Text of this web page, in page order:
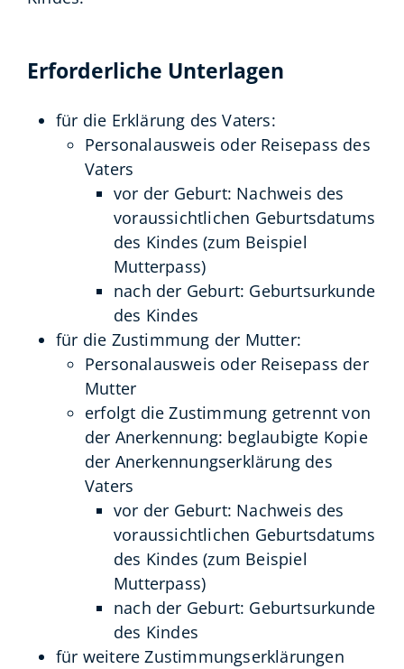
Erforderliche Unterlagen
für die Erklärung des Vaters:
Personalausweis oder Reisepass des
Vaters
vor der Geburt: Nachweis des
voraussichtlichen Geburtsdatums
des Kindes (zum Beispiel
Mutterpass)
nach der Geburt: Geburtsurkunde
des Kindes
für die Zustimmung der Mutter:
Personalausweis oder Reisepass der
Mutter
erfolgt die Zustimmung getrennt von
der Anerkennung: beglaubigte Kopie
der Anerkennungserklärung des
Vaters
vor der Geburt: Nachweis des
voraussichtlichen Geburtsdatums
des Kindes (zum Beispiel
Mutterpass)
nach der Geburt: Geburtsurkunde
des Kindes
für weitere Zustimmungserklärungen